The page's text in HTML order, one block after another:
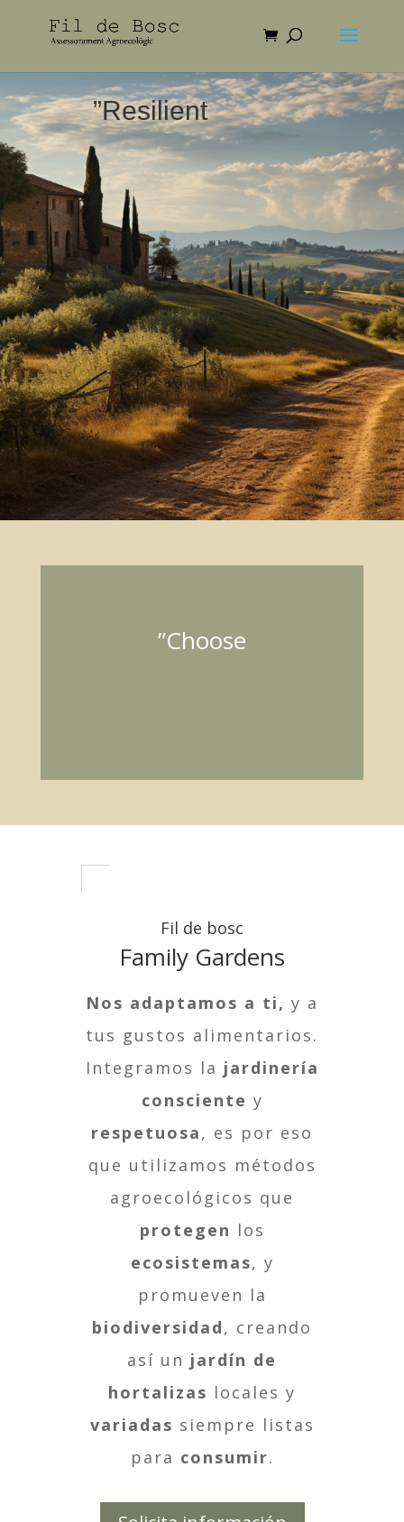
”Resilient
”Choose
Fil de bosc
Family Gardens
Nos adaptamos a ti, y a
tus gustos alimentarios.
Integramos la jardinería
consciente y
respetuosa, es por eso
que utilizamos métodos
agroecológicos que
protegen los
ecosistemas, y
promueven la
biodiversidad, creando
así un jardín de
hortalizas locales y
variadas siempre listas
para consumir.